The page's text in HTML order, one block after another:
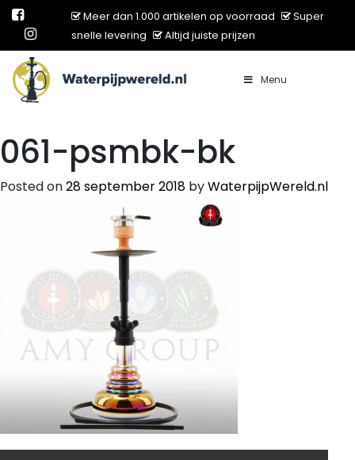
Meer dan 1.000 artikelen op voorraad
Super
snelle levering
Altijd juiste prijzen
Main Navigation Menu
061-psmbk-bk
Posted on28 september 2018 byWaterpijpWereld.nl